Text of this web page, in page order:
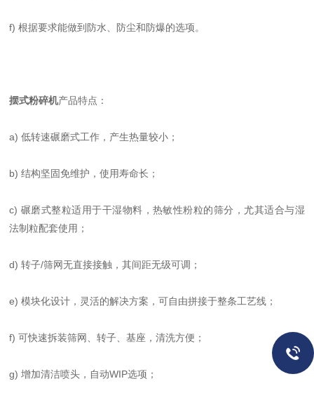
f) 根据要求能做到防水、防尘和防爆的选项。
摆式粉碎机产品特点：
a) 低转速碾磨式工作，产生热量较小；
b) 结构坚固免维护，使用寿命长；
c) 碾磨式整粒适用于干湿物料，热敏性粉粒的筛分，尤其适合与湿
法制粒配套使用；
d) 转子/筛网无直接接触，其间距无级可调；
e) 模块化设计，灵活的解决方案，可自由拼接于整条工艺线；
f) 可快速拆装筛网、转子、基座，清洗方便；
g) 增加清洁喷头，自动WIP选项；